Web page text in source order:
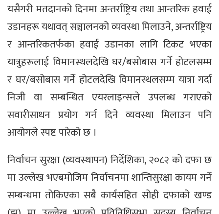
यसैगरी मतदानको दिनमा अन्तर्राष्ट्रिय तथा आन्तरिक हवाई
उडानहरू यथावत् सञ्चालनको व्यवस्था मिलाउने, अन्तर्राष्ट्रिय
र आन्तरिकतर्फका हवाई उडानका लागि टिकट भएका
यात्रुहरूलाई विमानस्थलदेखि घर/बसोबास गर्ने होटलसम्म
र घर/बसोबास गर्ने होटलदेखि विमानस्थलसम्म यात्रा गर्दा
निजी वा सम्बन्धित एयरलाइन्सले उपलब्ध गराएको
सवारीसाधन प्रयोग गर्न दिने व्यवस्था मिलाउन पनि
आयोगले स्पष्ट पारेको छ ।
निर्वाचन सुरक्षा (व्यवस्थापन) निर्देशिका, २०८२ को दफा छ
मा उल्लेख भएबमोजिम निर्वाचनमा शान्तिसुरक्षा कायम गर्ने
सम्बन्धमा तोकिएका सबै कार्यसहित सोही दफाको खण्ड